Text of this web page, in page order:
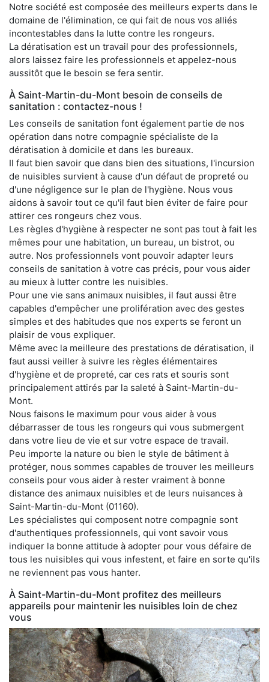
Notre société est composée des meilleurs experts dans le
domaine de l'élimination, ce qui fait de nous vos alliés
incontestables dans la lutte contre les rongeurs.
La dératisation est un travail pour des professionnels,
alors laissez faire les professionnels et appelez-nous
aussitôt que le besoin se fera sentir.
À Saint-Martin-du-Mont besoin de conseils de
sanitation : contactez-nous !
Les conseils de sanitation font également partie de nos
opération dans notre compagnie spécialiste de la
dératisation à domicile et dans les bureaux.
Il faut bien savoir que dans bien des situations, l'incursion
de nuisibles survient à cause d'un défaut de propreté ou
d'une négligence sur le plan de l'hygiène. Nous vous
aidons à savoir tout ce qu'il faut bien éviter de faire pour
attirer ces rongeurs chez vous.
Les règles d'hygiène à respecter ne sont pas tout à fait les
mêmes pour une habitation, un bureau, un bistrot, ou
autre. Nos professionnels vont pouvoir adapter leurs
conseils de sanitation à votre cas précis, pour vous aider
au mieux à lutter contre les nuisibles.
Pour une vie sans animaux nuisibles, il faut aussi être
capables d'empêcher une prolifération avec des gestes
simples et des habitudes que nos experts se feront un
plaisir de vous expliquer.
Même avec la meilleure des prestations de dératisation, il
faut aussi veiller à suivre les règles élémentaires
d'hygiène et de propreté, car ces rats et souris sont
principalement attirés par la saleté à Saint-Martin-du-
Mont.
Nous faisons le maximum pour vous aider à vous
débarrasser de tous les rongeurs qui vous submergent
dans votre lieu de vie et sur votre espace de travail.
Peu importe la nature ou bien le style de bâtiment à
protéger, nous sommes capables de trouver les meilleurs
conseils pour vous aider à rester vraiment à bonne
distance des animaux nuisibles et de leurs nuisances à
Saint-Martin-du-Mont (01160).
Les spécialistes qui composent notre compagnie sont
d'authentiques professionnels, qui vont savoir vous
indiquer la bonne attitude à adopter pour vous défaire de
tous les nuisibles qui vous infestent, et faire en sorte qu'ils
ne reviennent pas vous hanter.
À Saint-Martin-du-Mont profitez des meilleurs
appareils pour maintenir les nuisibles loin de chez
vous